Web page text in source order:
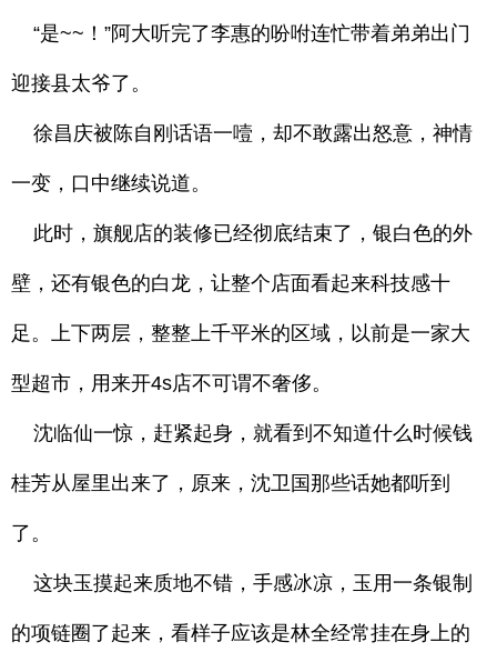
“是~~！”阿大听完了李惠的吩咐连忙带着弟弟出门
迎接县太爷了。
徐昌庆被陈自刚话语一噎，却不敢露出怒意，神情
一变，口中继续说道。
此时，旗舰店的装修已经彻底结束了，银白色的外
壁，还有银色的白龙，让整个店面看起来科技感十
足。上下两层，整整上千平米的区域，以前是一家大
型超市，用来开4s店不可谓不奢侈。
沈临仙一惊，赶紧起身，就看到不知道什么时候钱
桂芳从屋里出来了，原来，沈卫国那些话她都听到
了。
这块玉摸起来质地不错，手感冰凉，玉用一条银制
的项链圈了起来，看样子应该是林全经常挂在身上的